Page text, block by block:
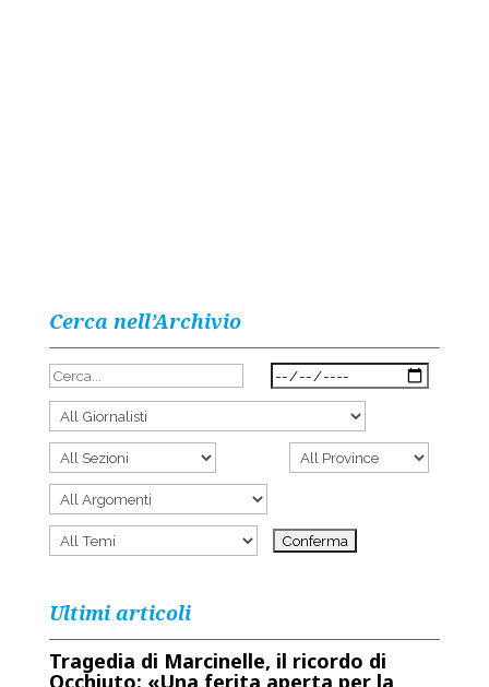
Cerca nell’Archivio
Ultimi articoli
Tragedia di Marcinelle, il ricordo di
Occhiuto: «Una ferita aperta per la